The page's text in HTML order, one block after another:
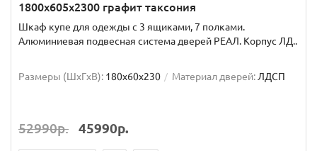
1800x605x2300 графит таксония
Шкаф купе для одежды с 3 ящиками, 7 полками.
Алюминиевая подвесная система дверей РЕАЛ. Корпус ЛД..
Размеры (ШxГxВ): 180x60x230 Материал дверей: ЛДСП
52990р. 45990р.